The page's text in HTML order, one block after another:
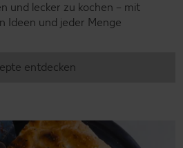
und lecker zu kochen – mit
Ideen und jeder Menge
entdecken